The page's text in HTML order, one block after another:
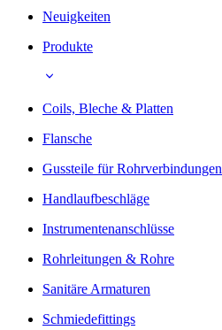
Neuigkeiten
Produkte
Coils, Bleche & Platten
Flansche
Gussteile für Rohrverbindungen
Handlaufbeschläge
Instrumentenanschlüsse
Rohrleitungen & Rohre
Sanitäre Armaturen
Schmiedefittings